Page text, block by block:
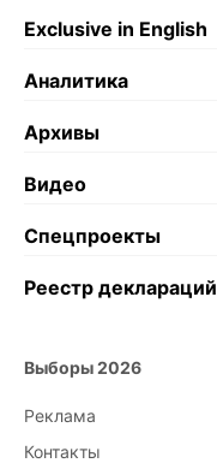
Exclusive in English
Аналитика
Архивы
Видео
Спецпроекты
Реестр деклараций
Выборы 2026
Реклама
Контакты